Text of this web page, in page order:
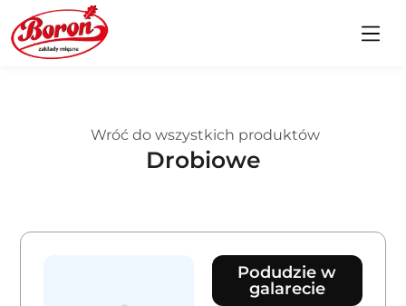
Wróć do wszystkich produktów
Drobiowe
Podudzie w
galarecie